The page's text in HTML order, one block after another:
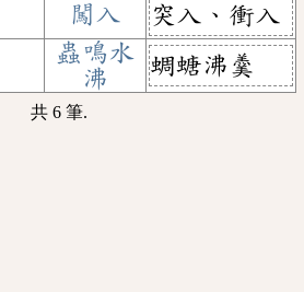
闖入
突入、衝入
蟲鳴水
沸
蜩螗沸羹
共 6 筆.